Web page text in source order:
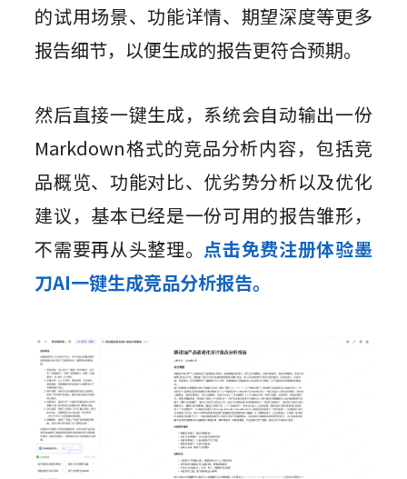
的试用场景、功能详情、期望深度等更多
报告细节，以便生成的报告更符合预期。
然后直接一键生成，系统会自动输出一份
Markdown格式的竞品分析内容，包括竞
品概览、功能对比、优劣势分析以及优化
建议，基本已经是一份可用的报告雏形，
不需要再从头整理。 点击免费注册体验墨
刀AI一键生成竞品分析报告。